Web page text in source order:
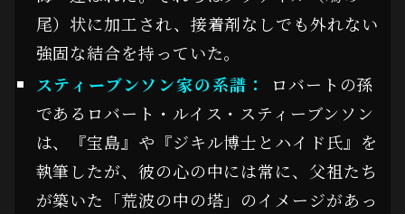
尾）状に加工され、接着剤なしでも外れない
強固な結合を持っていた。
スティーブンソン家の系譜：
ロバートの孫
であるロバート・ルイス・スティーブンソン
は、『宝島』や『ジキル博士とハイド氏』を
執筆したが、彼の心の中には常に、父祖たち
が築いた「荒波の中の塔」のイメージがあっ